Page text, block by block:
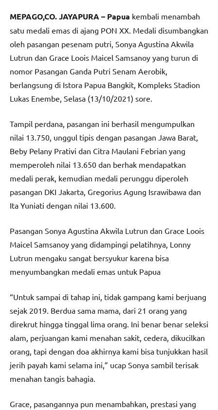
MEPAGO,CO. JAYAPURA – Papua kembali menambah
satu medali emas di ajang PON XX. Medali disumbangkan
oleh pasangan pesenam putri, Sonya Agustina Akwila
Lutrun dan Grace Loois Maicel Samsanoy yang turun di
nomor Pasangan Ganda Putri Senam Aerobik,
berlangsung di Istora Papua Bangkit, Kompleks Stadion
Lukas Enembe, Selasa (13/10/2021) sore.
Tampil perdana, pasangan ini berhasil mengumpulkan
nilai 13.750, unggul tipis dengan pasangan Jawa Barat,
Beby Pelany Prativi dan Citra Maulani Febrian yang
memperoleh nilai 13.650 dan berhak mendapatkan
medali perak, kemudian medali perunggu diperoleh
pasangan DKI Jakarta, Gregorius Agung Israwibawa dan
Ita Yuniati dengan nilai 13.600.
Pasangan Sonya Agustina Akwila Lutrun dan Grace Loois
Maicel Samsanoy yang didampingi pelatihnya, Lonny
Lutrun mengaku sangat bersyukur karena bisa
menyumbangkan medali emas untuk Papua
“Untuk sampai di tahap ini, tidak gampang kami berjuang
sejak 2019. Berdua sama mama, dari 21 orang yang
direkrut hingga tinggal lima orang. Ini benar benar seleksi
alam, perjuangan kami menahan sakit, cedera, dikucilkan
orang, tapi dengan doa akhirnya kami bisa tunjukkan hasil
jerih payah kami selama ini,” ucap Sonya sambil terisak
menahan tangis bahagia.
Grace, pasangannya pun menambahkan, prestasi yang